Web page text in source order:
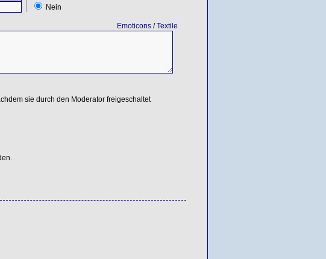
Nein
Emoticons/Textile
sie durch den Moderator freigeschaltet